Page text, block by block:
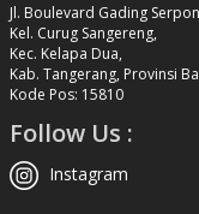
Jl. Boulevard Gading
Kel. Curug Sangereng,
Kec. Kelapa Dua,
Kab. Tangerang, Provinsi
Kode Pos: 15810
Follow Us :
Instagram